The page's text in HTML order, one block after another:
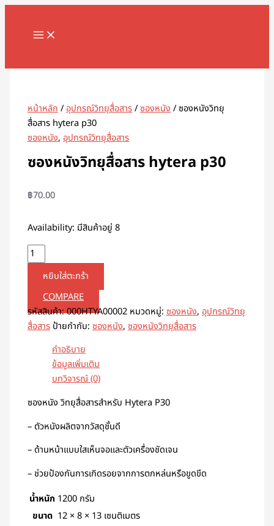
Skip
content
MAIN
หน้าหลัก/อุปกรณ์วิทยุสื่อสาร/ซองหนัง/ ซองหนังวิทยุ
สื่อสาร hytera p30
ซองหนัง,อุปกรณ์วิทยุสื่อสาร
ซองหนังวิทยุสื่อสาร hytera p30
฿70.00
Availability: มีสินค้าอยู่ 8
จำนวน
หนัง
สื่อสาร
ชิ้น
หยิบใส่ตะกร้า
COMPARE
รหัสสินค้า:000HTYA00002 หมวดหมู่:ซองหนัง,อุปกรณ์วิทยุ
สื่อสาร ป้ายกำกับ:ซองหนัง,ซองหนังวิทยุสื่อสาร
คำอธิบาย
ข้อมูลเพิ่มเติม
บทวิจารณ์ (0)
ซองหนัง วิทยุสื่อสารสำหรับ Hytera P30
– ตัวหนังผลิตจากวัสดุชั้นดี
– ด้านหน้าแบบใสเห็นจอและตัวเครื่องชัดเจน
– ช่วยป้องกันการเกิดรอยจากการตกหล่นหรือขูดขีด
น้ำหนัก 1200 กรัม
ขนาด 12 × 8 × 13 เซนติเมตร